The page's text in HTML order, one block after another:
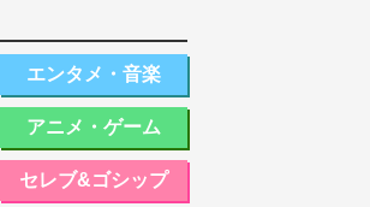
エンタメ・音楽
アニメ・ゲーム
セレブ&ゴシップ